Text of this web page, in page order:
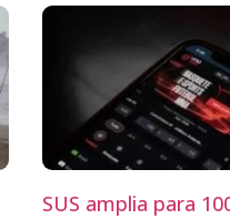
SUS amplia para